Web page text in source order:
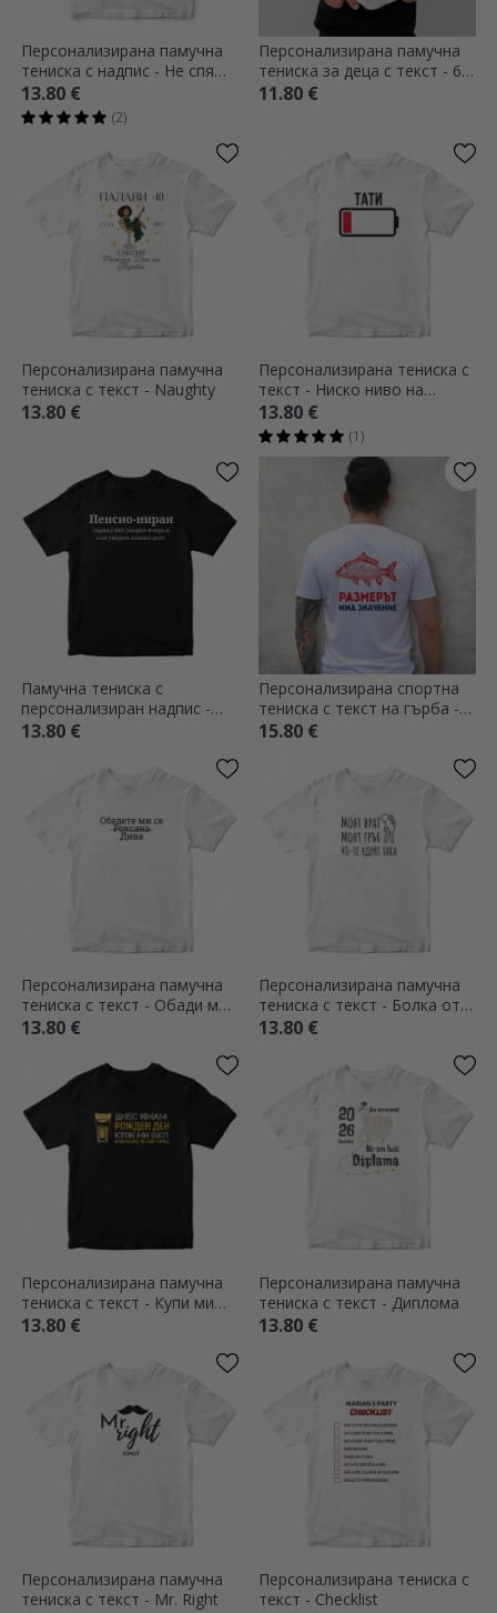
Персонализирана памучна
тениска с надпис - Не спя
през лятото!
13.80 €
(2)
Персонализирана памучна
тениска за деца с текст - 67
Шест Седем
11.80 €
Персонализирана памучна
тениска с текст - Naughty
13.80 €
Персонализирана тениска с
текст - Ниско ниво на
батерията
13.80 €
(1)
Памучна тениска с
персонализиран надпис -
Re-tired
13.80 €
Персонализирана спортна
тениска с текст на гърба -
Размерът има значение
15.80 €
Персонализирана памучна
тениска с текст - Обади ми
се
13.80 €
Персонализирана памучна
тениска с текст - Болка от
възрастта
13.80 €
Персонализирана памучна
тениска с текст - Купи ми
едно питие
13.80 €
Персонализирана памучна
тениска с текст - Диплома
13.80 €
Персонализирана памучна
тениска с текст - Mr. Right
Персонализирана тениска с
текст - Checklist